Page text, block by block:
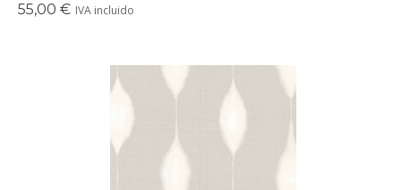
55,00 € IVA incluido